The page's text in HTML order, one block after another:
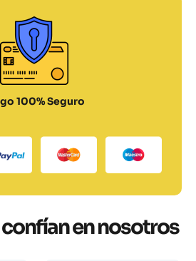
100% Seguro
en nosotros